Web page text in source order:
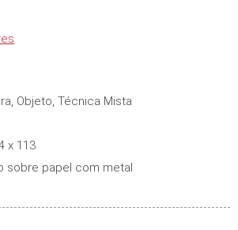
Objeto Técnica Mista
x 113
sobre papel com metal